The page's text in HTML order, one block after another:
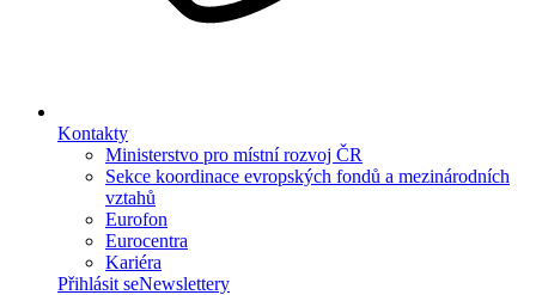
Kontakty
Ministerstvo pro místní rozvoj ČR
Sekce koordinace evropských fondů a mezinárodních
vztahů
Eurofon
Eurocentra
Kariéra
Přihlásit seNewslettery